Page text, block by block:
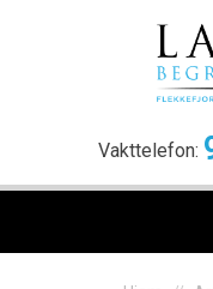
Vakttelefon: